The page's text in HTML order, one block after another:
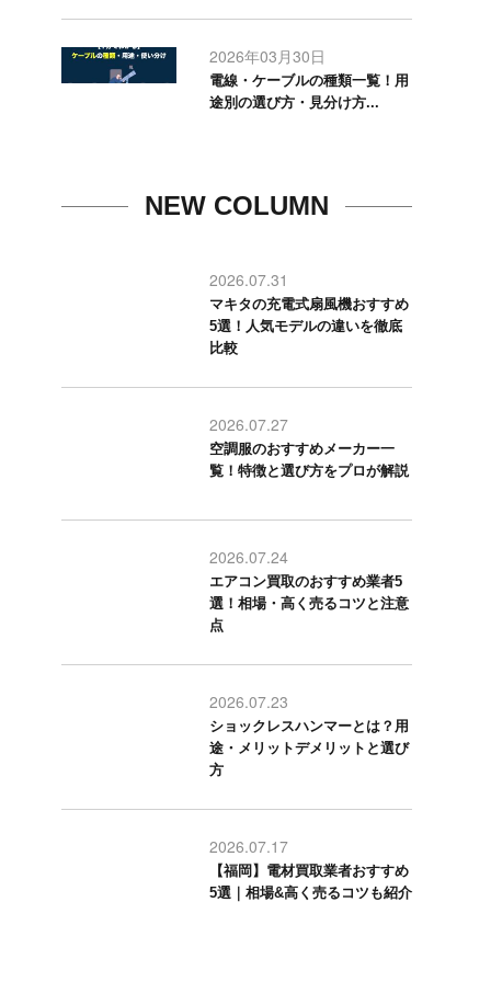
2026年03月30日
電線・ケーブルの種類一覧！用
途別の選び方・見分け方...
NEW COLUMN
2026.07.31
マキタの充電式扇風機おすすめ
5選！人気モデルの違いを徹底
比較
2026.07.27
空調服のおすすめメーカー一
覧！特徴と選び方をプロが解説
2026.07.24
エアコン買取のおすすめ業者5
選！相場・高く売るコツと注意
点
2026.07.23
ショックレスハンマーとは？用
途・メリットデメリットと選び
方
2026.07.17
【福岡】電材買取業者おすすめ
5選｜相場&高く売るコツも紹介